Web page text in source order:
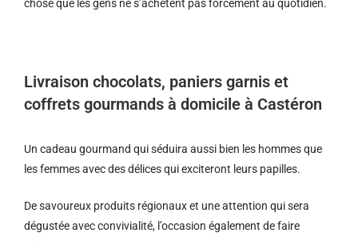
chose que les gens ne s’achètent pas forcément au quotidien.
Livraison chocolats, paniers garnis et
coffrets gourmands à domicile à Castéron
Un cadeau gourmand qui séduira aussi bien les hommes que
les femmes avec des délices qui exciteront leurs papilles.
De savoureux produits régionaux et une attention qui sera
dégustée avec convivialité, l’occasion également de faire